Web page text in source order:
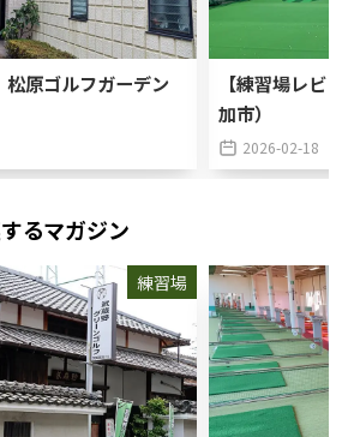
松原ゴルフガーデン
【練習場レビ
加市）
2026-02-18
るマガジン
練習場